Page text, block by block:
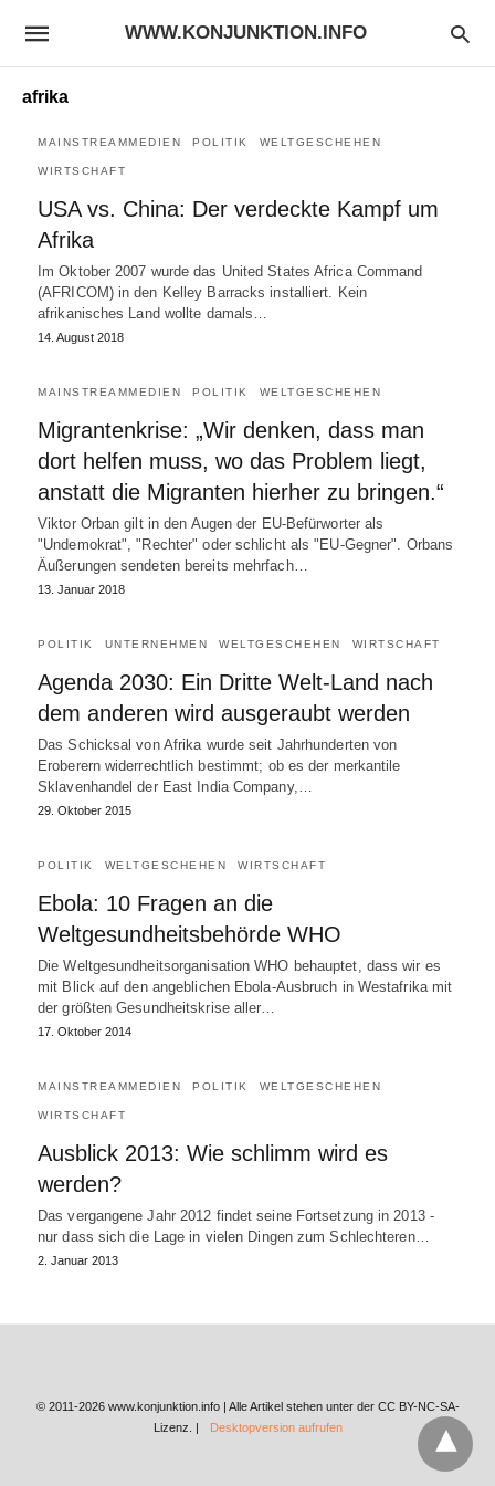
WWW.KONJUNKTION.INFO
afrika
MAINSTREAMMEDIEN POLITIK WELTGESCHEHEN
WIRTSCHAFT
USA vs. China: Der verdeckte Kampf um
Afrika
Im Oktober 2007 wurde das United States Africa Command
(AFRICOM) in den Kelley Barracks installiert. Kein
afrikanisches Land wollte damals…
14. August 2018
MAINSTREAMMEDIEN POLITIK WELTGESCHEHEN
Migrantenkrise: „Wir denken, dass man
dort helfen muss, wo das Problem liegt,
anstatt die Migranten hierher zu bringen.“
Viktor Orban gilt in den Augen der EU-Befürworter als
"Undemokrat", "Rechter" oder schlicht als "EU-Gegner". Orbans
Äußerungen sendeten bereits mehrfach…
13. Januar 2018
POLITIK UNTERNEHMEN WELTGESCHEHEN WIRTSCHAFT
Agenda 2030: Ein Dritte Welt-Land nach
dem anderen wird ausgeraubt werden
Das Schicksal von Afrika wurde seit Jahrhunderten von
Eroberern widerrechtlich bestimmt; ob es der merkantile
Sklavenhandel der East India Company,…
29. Oktober 2015
POLITIK WELTGESCHEHEN WIRTSCHAFT
Ebola: 10 Fragen an die
Weltgesundheitsbehörde WHO
Die Weltgesundheitsorganisation WHO behauptet, dass wir es
mit Blick auf den angeblichen Ebola-Ausbruch in Westafrika mit
der größten Gesundheitskrise aller…
17. Oktober 2014
MAINSTREAMMEDIEN POLITIK WELTGESCHEHEN
WIRTSCHAFT
Ausblick 2013: Wie schlimm wird es
werden?
Das vergangene Jahr 2012 findet seine Fortsetzung in 2013 -
nur dass sich die Lage in vielen Dingen zum Schlechteren…
2. Januar 2013
© 2011-2026 www.konjunktion.info | Alle Artikel stehen unter der CC BY-NC-SA-
Lizenz. |
Desktopversion aufrufen